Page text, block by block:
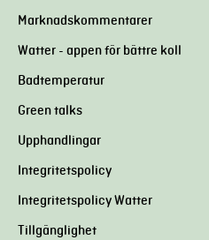
Marknadskommentarer
Watter - appen för bättre koll
Badtemperatur
Green talks
Upphandlingar
Integritetspolicy
Integritetspolicy Watter
Tillgänglighet